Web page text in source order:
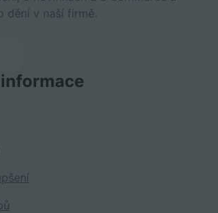
dění v naší firmě.